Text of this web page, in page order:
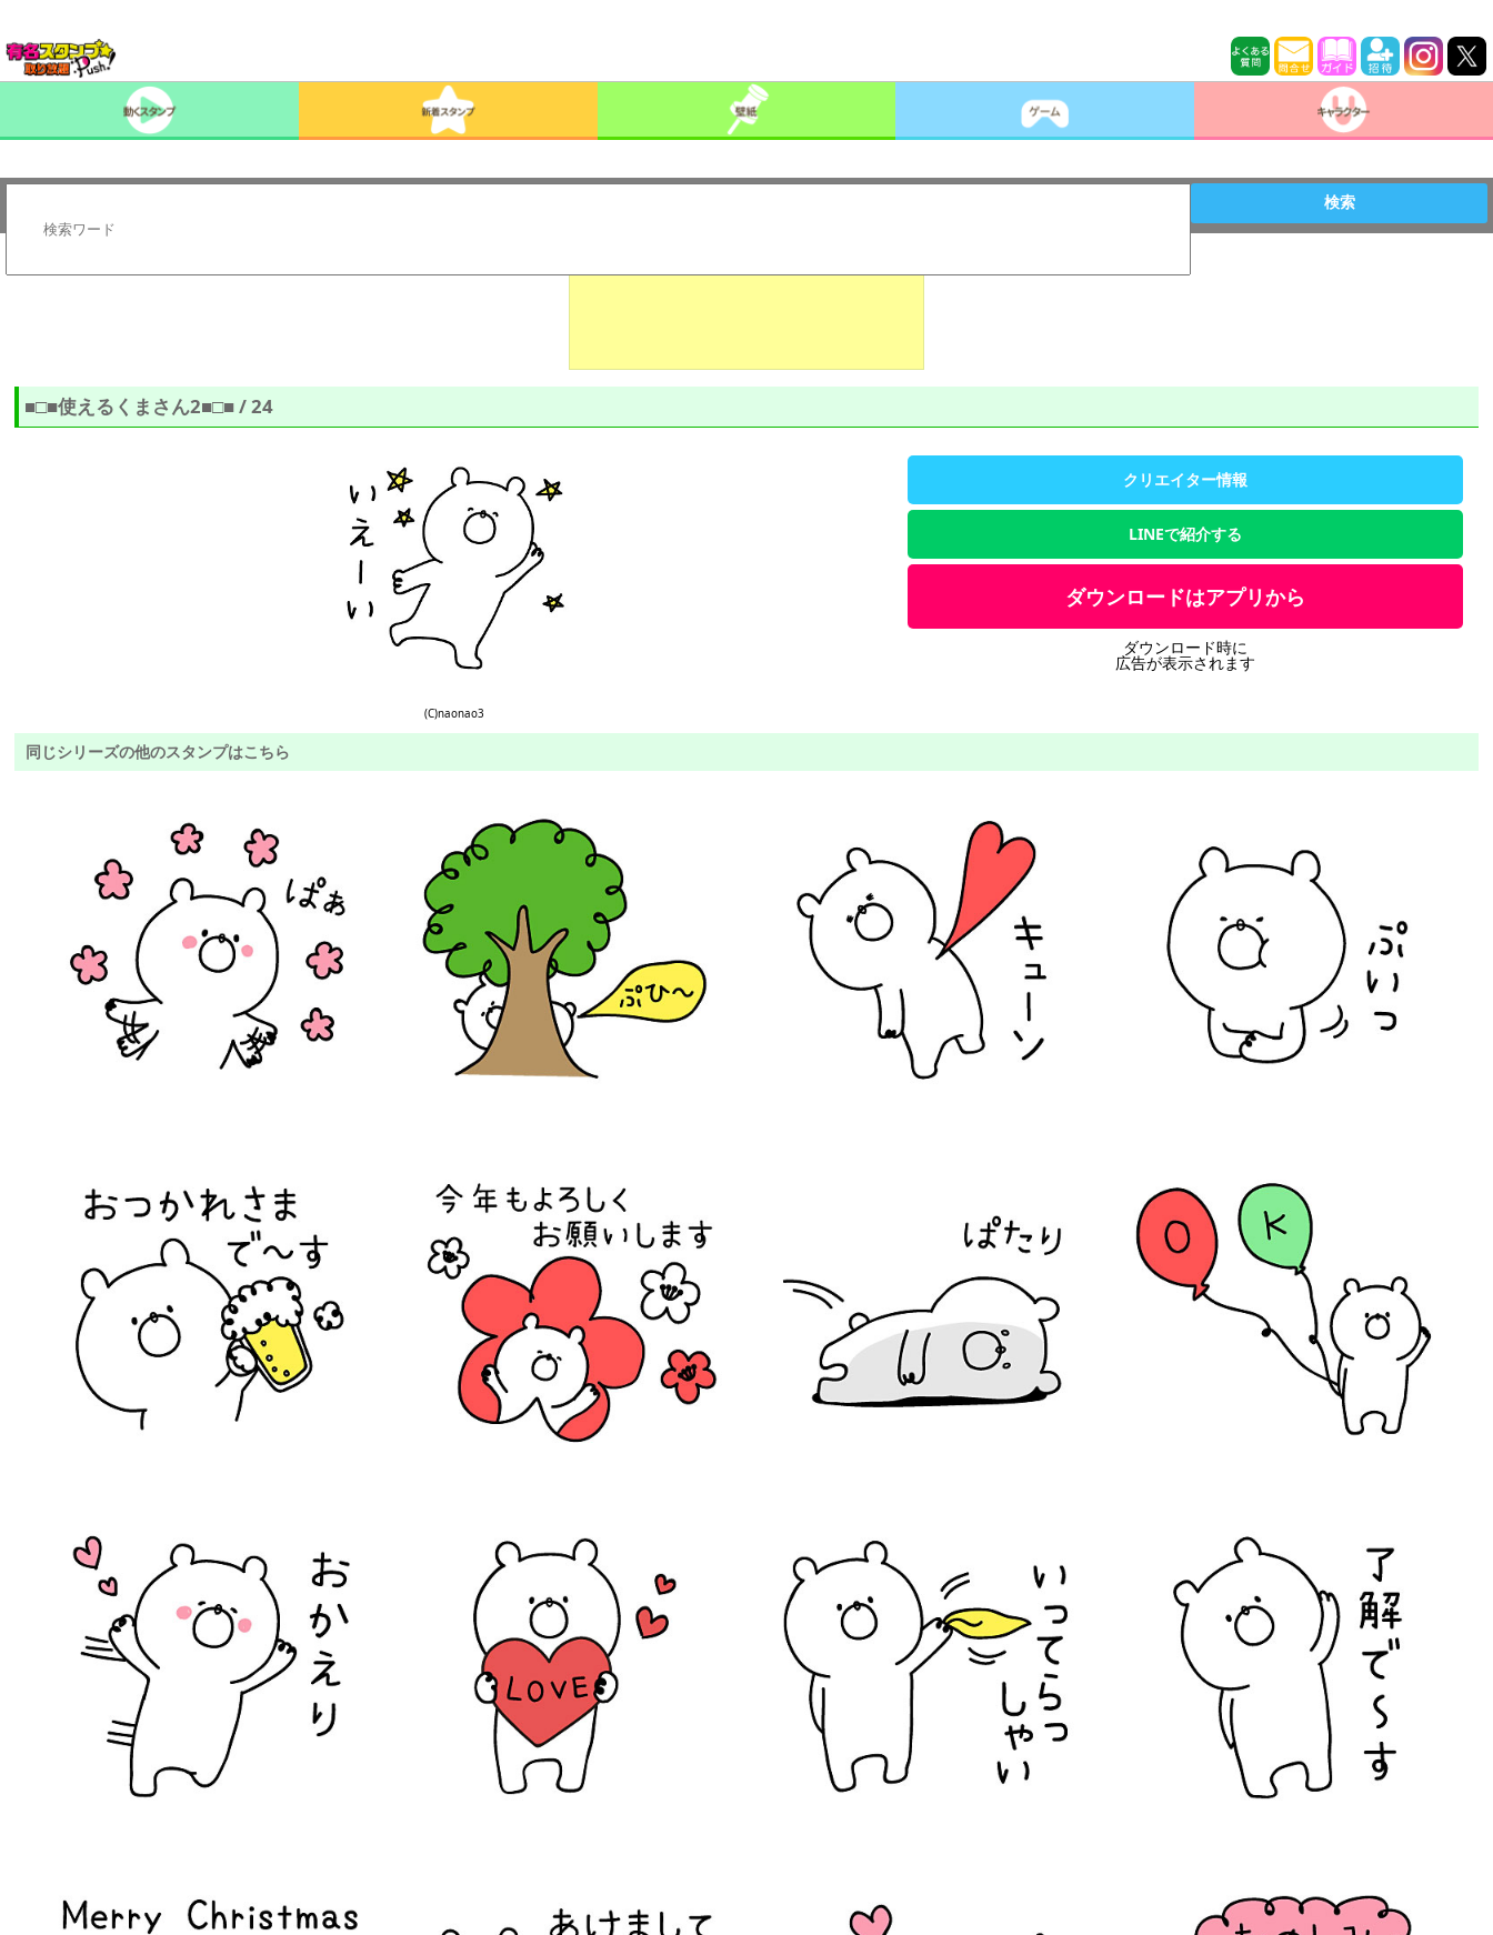
検索
■□■使えるくまさん2■□■ / 24
(C)naonao3
クリエイター情報
LINEで紹介する
ダウンロードはアプリから
ダウンロード時に
広告が表示されます
同じシリーズの他のスタンプはこちら